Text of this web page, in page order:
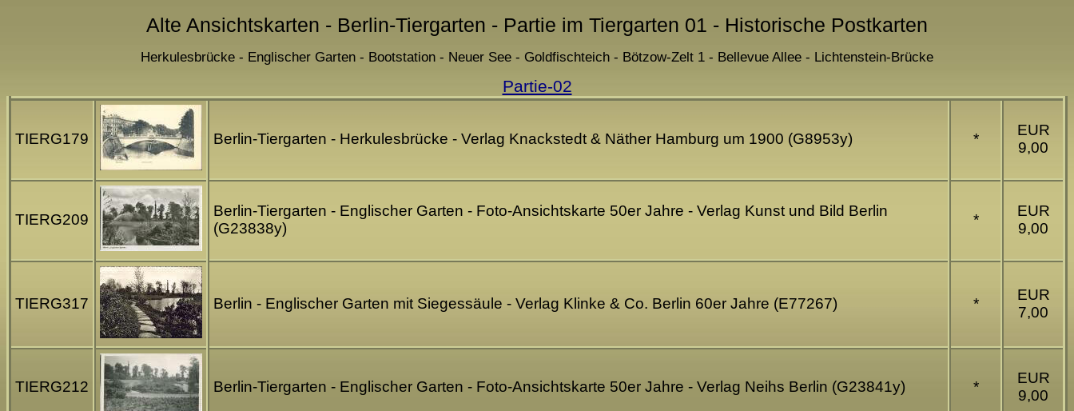
Alte Ansichtskarten - Berlin-Tiergarten - Partie im Tiergarten 01 - Historische Postkarten
Herkulesbrücke - Englischer Garten - Bootstation - Neuer See - Goldfischteich - Bötzow-Zelt 1 - Bellevue Allee - Lichtenstein-Brücke
Partie-02
TIERG179 Berlin-Tiergarten - Herkulesbrücke - Verlag Knackstedt & Näther Hamburg um 1900 (G8953y) *
EUR
9,00
TIERG209
Berlin-Tiergarten - Englischer Garten - Foto-Ansichtskarte 50er Jahre - Verlag Kunst und Bild Berlin
(G23838y)
*
EUR
9,00
TIERG317 Berlin - Englischer Garten mit Siegessäule - Verlag Klinke & Co. Berlin 60er Jahre (E77267) *
EUR
7,00
TIERG212 Berlin-Tiergarten - Englischer Garten - Foto-Ansichtskarte 50er Jahre - Verlag Neihs Berlin (G23841y) *
EUR
9,00